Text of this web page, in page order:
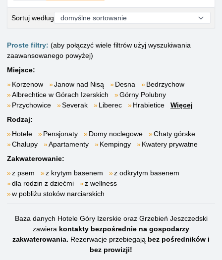
Sortuj według
Proste filtry: (aby połączyć wiele filtrów użyj wyszukiwania
zaawansowanego powyżej)
Miejsce:
Korzenow
Janow nad Nisą Desna
Bedrzychow
Albrechtice w Górach Izerskich
Górny Polubny
Przychowice
Severak Liberec Hrabietice
Więcej
Rodzaj:
Hotele
Pensjonaty Domy noclegowe
Chaty górske
Chałupy
Apartamenty Kempingy
Kwatery prywatne
Zakwaterowanie:
z psem
z krytym basenem
z odkrytym basenem
dla rodzin z dziećmi
z wellness
w pobliżu stoków narciarskich
Baza danych Hotele Góry Izerskie oraz Grzebień Jeszczedski
zawiera kontakty bezpośrednie na gospodarzy
zakwaterowania. Rezerwacje przebiegają bez pośredników i
bez prowizji!